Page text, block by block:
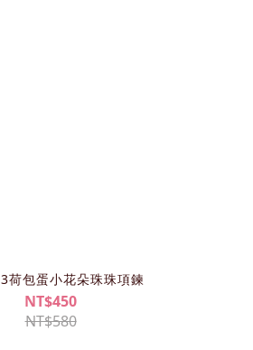
荷包蛋小花朵珠珠項鍊
NT$450
NT$580